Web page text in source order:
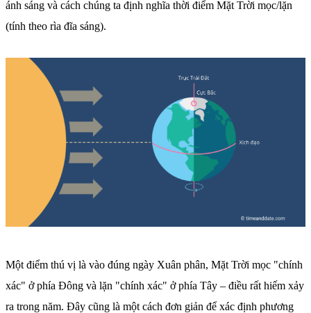
ánh sáng và cách chúng ta định nghĩa thời điểm Mặt Trời mọc/lặn
(tính theo rìa đĩa sáng).
Một điểm thú vị là vào đúng ngày Xuân phân, Mặt Trời mọc "chính
xác" ở phía Đông và lặn "chính xác" ở phía Tây – điều rất hiếm xảy
ra trong năm. Đây cũng là một cách đơn giản để xác định phương